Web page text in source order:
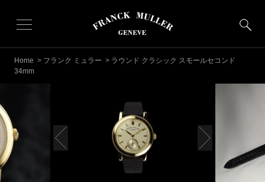
Home > フランク ミュラー > ラウンド クラシック スモールセコンド
34mm